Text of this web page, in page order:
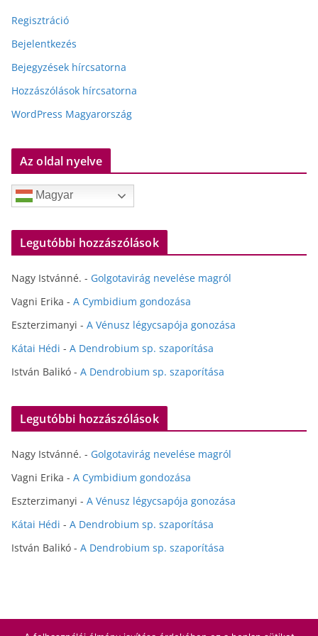
Regisztráció
Bejelentkezés
Bejegyzések hírcsatorna
Hozzászólások hírcsatorna
WordPress Magyarország
Az oldal nyelve
Magyar
Legutóbbi hozzászólások
Nagy Istvánné. - Golgotavirág nevelése magról
Vagni Erika - A Cymbidium gondozása
Eszterzimanyi - A Vénusz légycsapója gonozása
Kátai Hédi - A Dendrobium sp. szaporítása
István Balikó - A Dendrobium sp. szaporítása
Legutóbbi hozzászólások
Nagy Istvánné. - Golgotavirág nevelése magról
Vagni Erika - A Cymbidium gondozása
Eszterzimanyi - A Vénusz légycsapója gonozása
Kátai Hédi - A Dendrobium sp. szaporítása
István Balikó - A Dendrobium sp. szaporítása